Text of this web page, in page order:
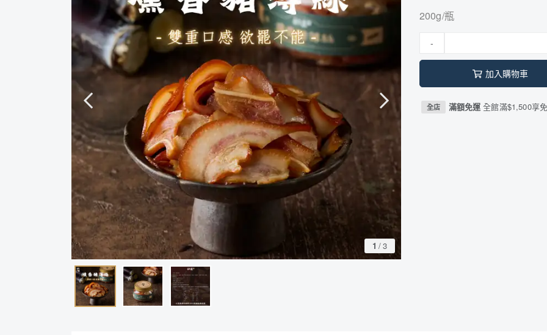
1 /3
200g/瓶
-
加入購物車
全店 滿額免運全館滿$1,500享